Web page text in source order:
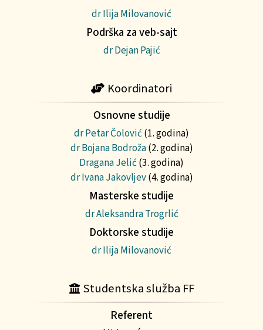
dr Ilija Milovanović
Podrška za veb-sajt
dr Dejan Pajić
Koordinatori
Osnovne studije
dr Petar Čolović (1. godina)
dr Bojana Bodroža(2. godina)
Dragana Jelić (3. godina)
dr Ivana Jakovljev(4. godina)
Masterske studije
dr Aleksandra Trogrlić
Doktorske studije
dr Ilija Milovanović
Studentska služba FF
Referent